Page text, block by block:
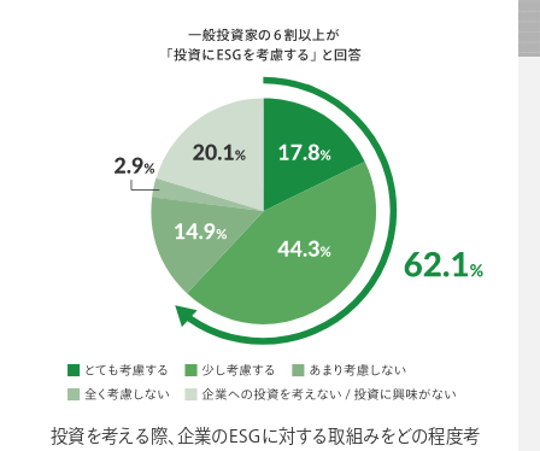
投資を考える際、企業のESGに対する取組みをどの程度考